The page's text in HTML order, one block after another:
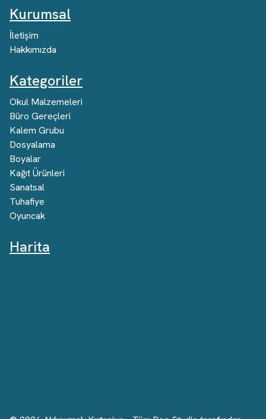
Kurumsal
İletişim
Hakkımızda
Kategoriler
Okul Malzemeleri
Büro Gereçleri
Kalem Grubu
Dosyalama
Boyalar
Kağıt Ürünleri
Sanatsal
Tuhafiye
Oyuncak
Harita